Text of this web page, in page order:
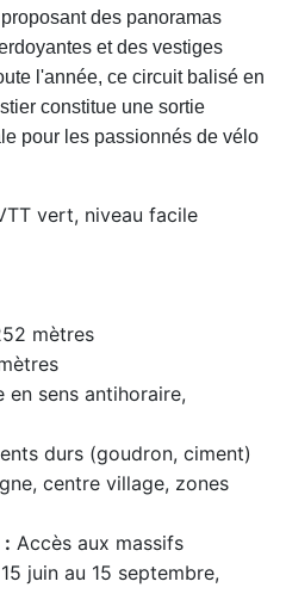
des panoramas
et des vestiges
l'année, ce circuit balisé en
constitue une sortie
pour les passionnés de vélo
vert, niveau facile
mètres
en sens antihoraire,
durs (goudron, ciment)
centre village, zones
Accès aux massifs
juin au 15 septembre,